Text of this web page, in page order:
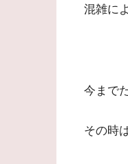
混雑に
今まで
その時